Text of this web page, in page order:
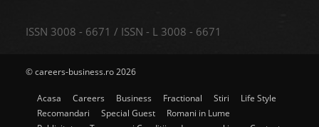
ISSN 3008 - 6671 / ISSN - L 3008 - 6671
© careers-business.ro 2026
Acasa Careers Business Fractional Stiri
Life Style
Recomandari
Special Guest
Romani in Lume